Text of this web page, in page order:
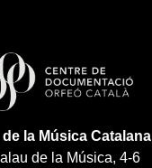
de la Música Catalana
de la Música, 4-6